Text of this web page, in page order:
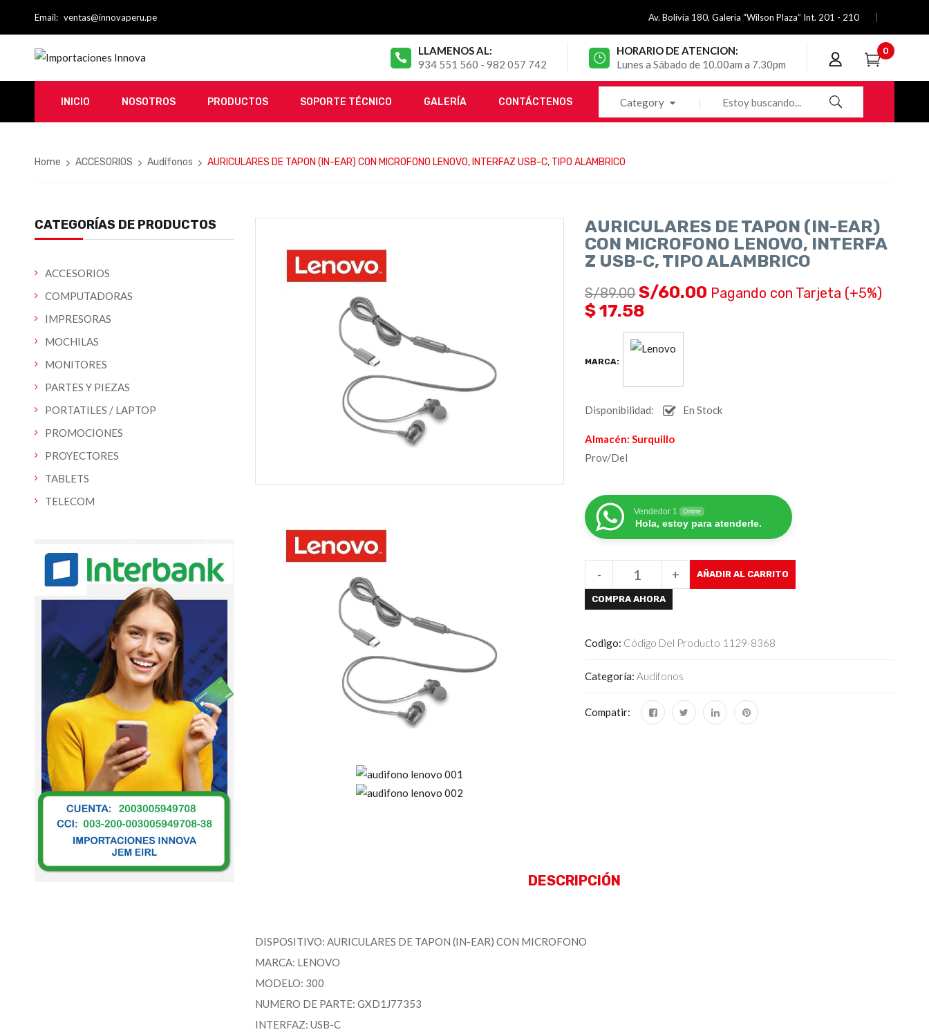
Email: ventas@innovaperu.pe Av. Bolivia 180, Galería “Wilson Plaza” Int. 201 - 210
LLAMENOS AL:
934 551 560 - 982 057 742
HORARIO DE ATENCION:
Lunes a Sábado de 10.00am a 7.30pm
0
INICIO NOSOTROS PRODUCTOS SOPORTE TÉCNICO GALERÍA CONTÁCTENOS Category
Home ACCESORIOS Audífonos AURICULARES DE TAPON (IN-EAR) CON MICROFONO LENOVO, INTERFAZ USB-C, TIPO ALAMBRICO
CATEGORÍAS DE PRODUCTOS
ACCESORIOS
COMPUTADORAS
IMPRESORAS
MOCHILAS
MONITORES
PARTES Y PIEZAS
PORTATILES / LAPTOP
PROMOCIONES
PROYECTORES
TABLETS
TELECOM
AURICULARES DE TAPON (IN-EAR)
CON MICROFONO LENOVO, INTERFA
Z USB-C, TIPO ALAMBRICO
S/89.00 S/60.00 Pagando con Tarjeta (+5%)
$ 17.58
MARCA:
Disponibilidad: En Stock
Almacén: Surquillo
Prov/Del
Vendedor 1 Online
Hola, estoy para atenderle.
+
- AÑADIR AL CARRITO
COMPRA AHORA
Codigo: Código Del Producto 1129-8368
Categoría:Audífonos
Compatir:
DESCRIPCIÓN
DISPOSITIVO: AURICULARES DE TAPON (IN-EAR) CON MICROFONO
MARCA: LENOVO
MODELO: 300
NUMERO DE PARTE: GXD1J77353
INTERFAZ: USB-C